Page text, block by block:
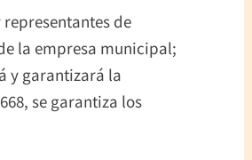
de
la empresa municipal;
y garantizará la
se garantiza los